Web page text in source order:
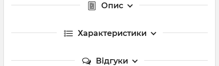
Опис
Характеристики
Відгуки